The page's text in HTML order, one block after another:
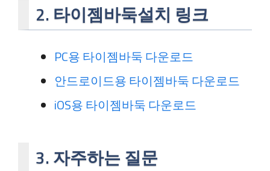
2. 타이젬바둑설치 링크
PC용 타이젬바둑 다운로드
안드로이드용 타이젬바둑 다운로드
iOS용 타이젬바둑 다운로드
3. 자주하는 질문